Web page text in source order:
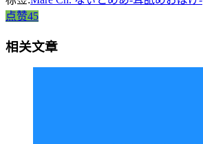
点赞45
相关文章